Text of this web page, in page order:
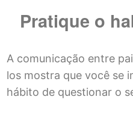
Pratique o
A comunicação entre
los mostra que você se
hábito de questionar o